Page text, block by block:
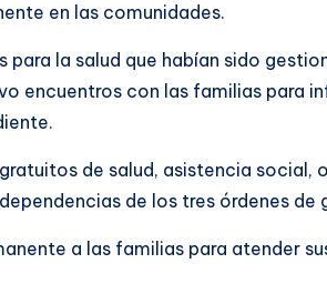
en las comunidades.
para la salud que habían sido
encuentros con las familias para
de salud, asistencia social,
de los tres órdenes de
a las familias para atender